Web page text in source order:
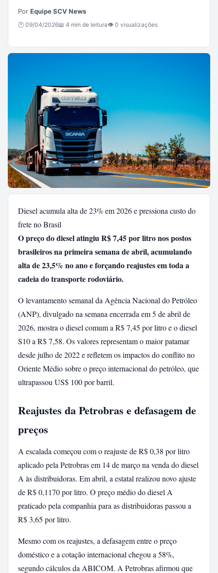
Por Equipe SCV News
🕐 09/04/2026📖 4 min de leitura👁 0 visualizações
Diesel acumula alta de 23% em 2026 e pressiona custo do
frete no Brasil
O preço do diesel atingiu R$ 7,45 por litro nos postos
brasileiros na primeira semana de abril, acumulando
alta de 23,5% no ano e forçando reajustes em toda a
cadeia do transporte rodoviário.
O levantamento semanal da Agência Nacional do Petróleo
(ANP), divulgado na semana encerrada em 5 de abril de
2026, mostra o diesel comum a R$ 7,45 por litro e o diesel
S10 a R$ 7,58. Os valores representam o maior patamar
desde julho de 2022 e refletem os impactos do conflito no
Oriente Médio sobre o preço internacional do petróleo, que
ultrapassou US$ 100 por barril.
Reajustes da Petrobras e defasagem de
preços
A escalada começou com o reajuste de R$ 0,38 por litro
aplicado pela Petrobras em 14 de março na venda do diesel
A às distribuidoras. Em abril, a estatal realizou novo ajuste
de R$ 0,1170 por litro. O preço médio do diesel A
praticado pela companhia para as distribuidoras passou a
R$ 3,65 por litro.
Mesmo com os reajustes, a defasagem entre o preço
doméstico e a cotação internacional chegou a 58%,
segundo cálculos da ABICOM. A Petrobras afirmou que